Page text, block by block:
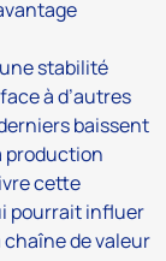
stabilité
à d’autres
baissent
production
cette
pourrait influer
de valeur